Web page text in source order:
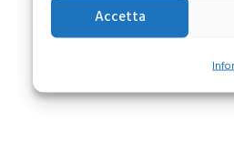
Accetta